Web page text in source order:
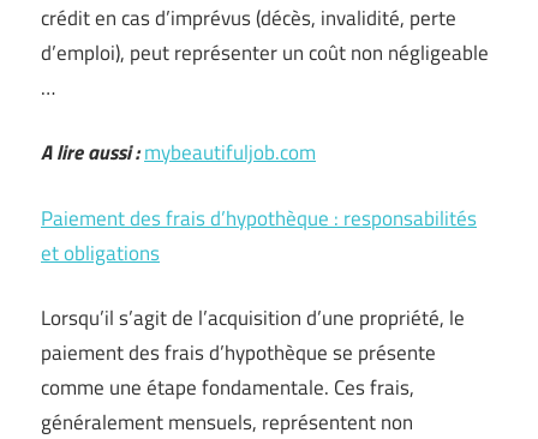
crédit en cas d’imprévus (décès, invalidité, perte
d’emploi), peut représenter un coût non négligeable
…
A lire aussi :mybeautifuljob.com
Paiement des frais d’hypothèque : responsabilités
et obligations
Lorsqu’il s’agit de l’acquisition d’une propriété, le
paiement des frais d’hypothèque se présente
comme une étape fondamentale. Ces frais,
généralement mensuels, représentent non